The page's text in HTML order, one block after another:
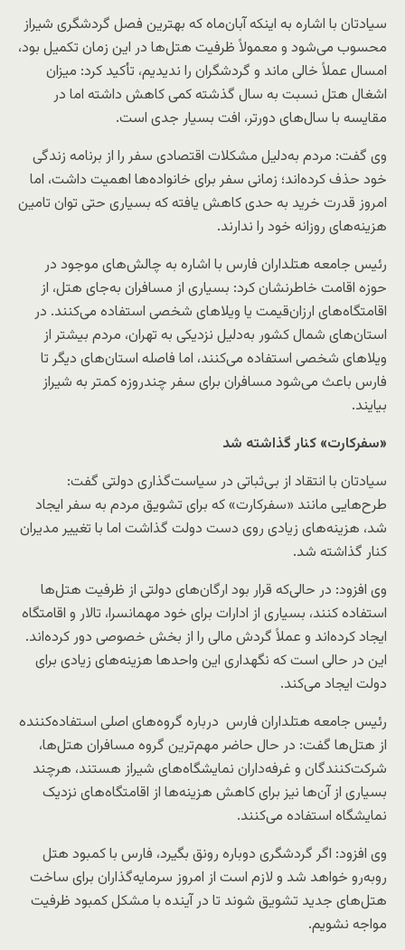
سیادتان با اشاره به اینکه آبان‌ماه که بهترین فصل گردشگری شیراز
محسوب می‌شود و معمولاً ظرفیت هتل‌ها در این زمان تکمیل بود،
امسال عملاً خالی ماند و گردشگران را ندیدیم، تأکید کرد: میزان
اشغال هتل نسبت به سال گذشته کمی کاهش داشته اما در
مقایسه با سال‌های دورتر، افت بسیار جدی است.
وی گفت: مردم به‌دلیل مشکلات اقتصادی سفر را از برنامه زندگی
خود حذف کرده‌اند؛ زمانی سفر برای خانواده‌ها اهمیت داشت، اما
امروز قدرت خرید به حدی کاهش یافته که بسیاری حتی توان تامین
هزینه‌های روزانه خود را ندارند.
رئیس جامعه هتلداران فارس با اشاره به چالش‌های موجود در
حوزه اقامت خاطرنشان کرد: بسیاری از مسافران به‌جای هتل، از
اقامتگاه‌های ارزان‌قیمت یا ویلاهای شخصی استفاده می‌کنند. در
استان‌های شمال کشور به‌دلیل نزدیکی به تهران، مردم بیشتر از
ویلاهای شخصی استفاده می‌کنند، اما فاصله استان‌های دیگر تا
فارس باعث می‌شود مسافران برای سفر چندروزه کمتر به شیراز
بیایند.
«سفرکارت» کنار گذاشته شد
سیادتان با انتقاد از بی‌ثباتی در سیاست‌گذاری دولتی گفت:
طرح‌هایی مانند «سفرکارت» که برای تشویق مردم به سفر ایجاد
شد، هزینه‌های زیادی روی دست دولت گذاشت اما با تغییر مدیران
کنار گذاشته شد.
وی افزود: در حالی‌که قرار بود ارگان‌های دولتی از ظرفیت هتل‌ها
استفاده کنند، بسیاری از ادارات برای خود مهمانسرا، تالار و اقامتگاه
ایجاد کرده‌اند و عملاً گردش مالی را از بخش خصوصی دور کرده‌اند.
این در حالی است که نگهداری این واحدها هزینه‌های زیادی برای
دولت ایجاد می‌کند.
رئیس جامعه هتلداران فارس درباره گروه‌های اصلی استفاده‌کننده
از هتل‌ها گفت: در حال حاضر مهم‌ترین گروه مسافران هتل‌ها،
شرکت‌کنندگان و غرفه‌داران نمایشگاه‌های شیراز هستند، هرچند
بسیاری از آن‌ها نیز برای کاهش هزینه‌ها از اقامتگاه‌های نزدیک
نمایشگاه استفاده می‌کنند.
وی افزود: اگر گردشگری دوباره رونق بگیرد، فارس با کمبود هتل
روبه‌رو خواهد شد و لازم است از امروز سرمایه‌گذاران برای ساخت
هتل‌های جدید تشویق شوند تا در آینده با مشکل کمبود ظرفیت
مواجه نشویم.